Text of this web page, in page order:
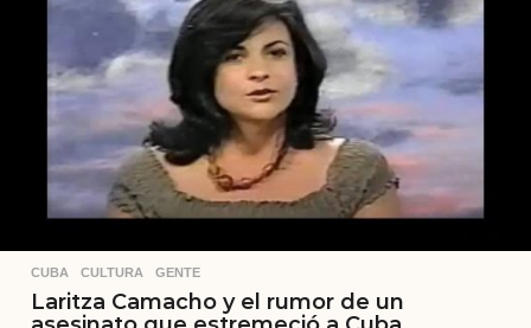
r
á
s
CUBA ,CULTURA ,GENTE
Laritza Camacho y el rumor de un